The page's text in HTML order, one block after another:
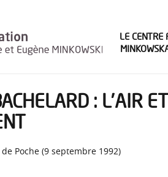
LE CENTRE
: L’AIR
de Poche (9 septembre 1992)